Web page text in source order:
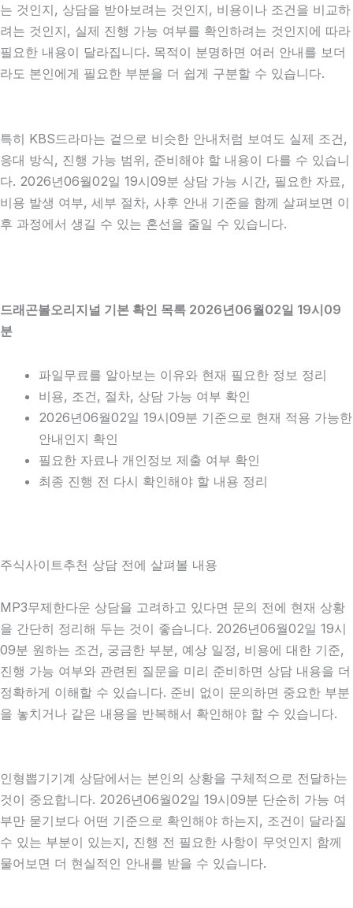
는 것인지, 상담을 받아보려는 것인지, 비용이나 조건을 비교하
려는 것인지, 실제 진행 가능 여부를 확인하려는 것인지에 따라
필요한 내용이 달라집니다. 목적이 분명하면 여러 안내를 보더
라도 본인에게 필요한 부분을 더 쉽게 구분할 수 있습니다.
특히 KBS드라마는 겉으로 비슷한 안내처럼 보여도 실제 조건,
응대 방식, 진행 가능 범위, 준비해야 할 내용이 다를 수 있습니
다. 2026년06월02일 19시09분 상담 가능 시간, 필요한 자료,
비용 발생 여부, 세부 절차, 사후 안내 기준을 함께 살펴보면 이
후 과정에서 생길 수 있는 혼선을 줄일 수 있습니다.
드래곤볼오리지널 기본 확인 목록 2026년06월02일 19시09
분
파일무료를 알아보는 이유와 현재 필요한 정보 정리
비용, 조건, 절차, 상담 가능 여부 확인
2026년06월02일 19시09분 기준으로 현재 적용 가능한
안내인지 확인
필요한 자료나 개인정보 제출 여부 확인
최종 진행 전 다시 확인해야 할 내용 정리
주식사이트추천 상담 전에 살펴볼 내용
MP3무제한다운 상담을 고려하고 있다면 문의 전에 현재 상황
을 간단히 정리해 두는 것이 좋습니다. 2026년06월02일 19시
09분 원하는 조건, 궁금한 부분, 예상 일정, 비용에 대한 기준,
진행 가능 여부와 관련된 질문을 미리 준비하면 상담 내용을 더
정확하게 이해할 수 있습니다. 준비 없이 문의하면 중요한 부분
을 놓치거나 같은 내용을 반복해서 확인해야 할 수 있습니다.
인형뽑기기계 상담에서는 본인의 상황을 구체적으로 전달하는
것이 중요합니다. 2026년06월02일 19시09분 단순히 가능 여
부만 묻기보다 어떤 기준으로 확인해야 하는지, 조건이 달라질
수 있는 부분이 있는지, 진행 전 필요한 사항이 무엇인지 함께
물어보면 더 현실적인 안내를 받을 수 있습니다.